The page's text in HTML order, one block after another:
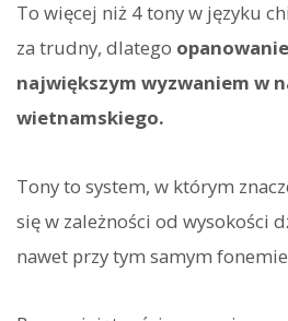
To więcej niż 4 tony w języku
za trudny, dlatego
największym wyzwaniem w
wietnamskiego.
Tony to system, w którym
się w zależności od wysokości
nawet przy tym samym